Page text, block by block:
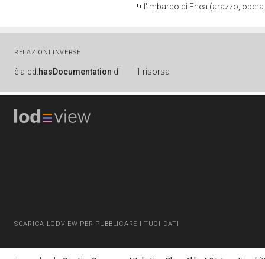
l'imbarco di Enea (arazzo, opera isolata) di
RELAZIONI INVERSE
è a-cd:hasDocumentation di 1 risorsa
SCARICA LODVIEW PER PUBBLICARE I TUOI DATI